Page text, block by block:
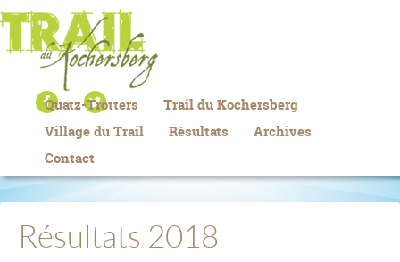
Quatz-Trotters
Trail du Kochersberg
Village du Trail
Résultats
Archives
Contact
Résultats 2018